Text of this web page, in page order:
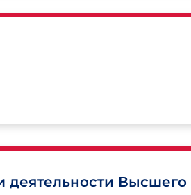
деятельности Высшего